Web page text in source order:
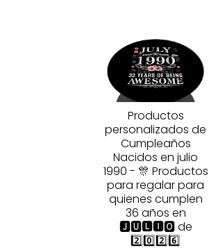
Productos
personalizados de
Cumpleaños
Nacidos en julio
1990 - 🎊 Productos
para regalar para
quienes cumplen
36 años en
🅹🆄🅻🅸🅾 de
2️⃣0️⃣2️⃣6️⃣